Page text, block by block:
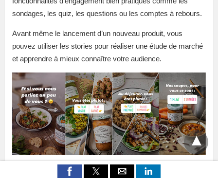
sondages, les quiz, les questions ou les comptes à rebours.
Avant même le lancement d’un nouveau produit, vous
pouvez utiliser les stories pour réaliser une étude de marché
et apprendre à mieux connaître votre audience.
Contrairement aux publications du fil d’actualité, vous pouvez